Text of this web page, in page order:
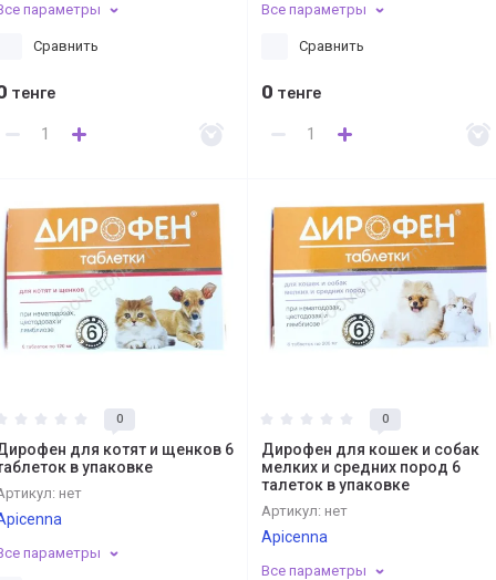
параметры
Сравнить
тенге
Все параметры
Сравнить
0 тенге
0
для котят и щенков 6
в упаковке
нет
параметры
0
Дирофен для кошек и собак
мелких и средних пород 6
талеток в упаковке
Артикул: нет
Apicenna
Все параметры